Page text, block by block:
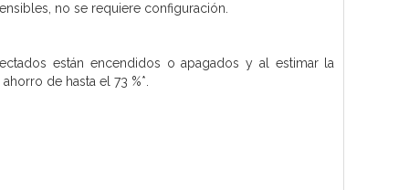
no se requiere configuración.
están encendidos o apagados y al estimar la
de hasta el 73 %*.